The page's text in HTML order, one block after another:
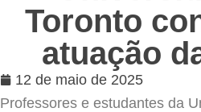
Toronto
atuação
12 de maio de 2025
Professores e estudantes da